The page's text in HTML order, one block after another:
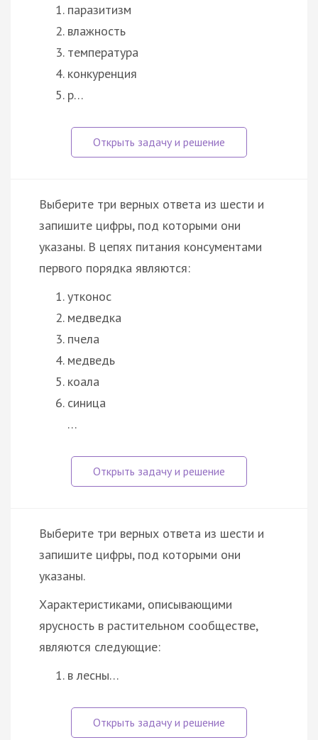
паразитизм
влажность
температура
конкуренция
р…
Выберите три верных ответа из шести и
запишите цифры, под которыми они
указаны. В цепях питания консументами
первого порядка являются:
утконос
медведка
пчела
медведь
коала
синица
…
Выберите три верных ответа из шести и
запишите цифры, под которыми они
указаны.
Характеристиками, описывающими
ярусность в растительном сообществе,
являются следующие:
в лесны…